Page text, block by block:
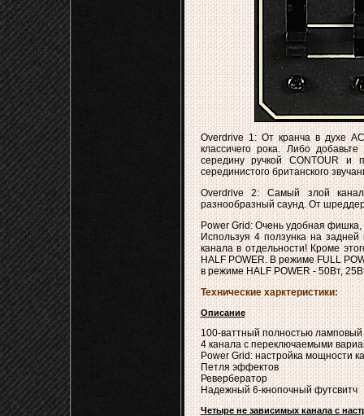
Overdrive 1: От кранча в духе
классичего рока. Либо
середину ручкой CONTOUR и
серединистого британского
Overdrive 2: Самый злой канал
разнообразный саунд. От
Power Grid: Очень удобная фишка,
Используя 4 ползунка на
канала в отдельности! Кроме
HALF POWER. В режиме FULL
в режиме HALF POWER - 50Вт,
Технические харктеристики:
Описание
100-ваттный полностью ламповый
4 канала с переключаемыми
Power Grid: настройка мощности
Петля эффектов
Ревербератор
Надежный 6-кнопочный футсвитч
Четыре не зависимых канала с